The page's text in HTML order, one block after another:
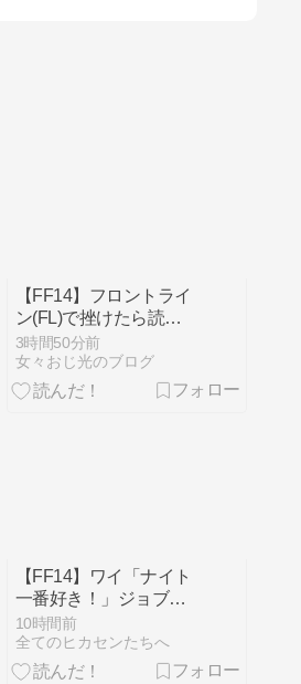
【FF14】フロントライ
ン(FL)で挫けたら読む
記事【PvP】
3時間50分前
女々おじ光のブログ
【FF14】ワイ「ナイト
一番好き！」ジョブク
エプレイ後「虚無すぎ
て泣ける…」←他ジョ
ブなんて◯◯だぜw
10時間前
全てのヒカセンたちへ